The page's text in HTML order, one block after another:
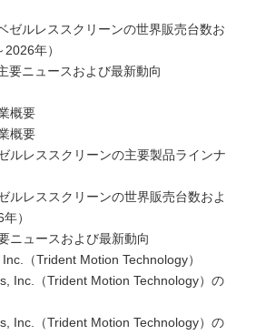
ゼルレススクリーンの世界販売台数お
年）
要ニュースおよび最新動向
概要
概要
ルレススクリーンの主要製品ラインナ
ルレススクリーンの世界販売台数およ
）
ニュースおよび最新動向
（Trident Motion Technology）
Inc.（Trident Motion Technology）の
Inc.（Trident Motion Technology）の